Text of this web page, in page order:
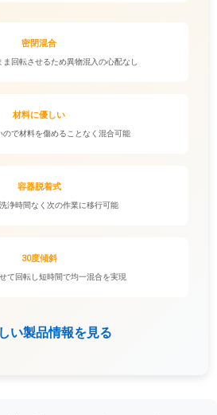
密閉混合
回転させるため異物混入の心配なし
材料に優しい
ので材料を傷めることなく混合可能
容器脱着式
浄時間なく次の作業に移行可能
30度傾斜
て回転し短時間で均一混合を実現
い製品情報を見る